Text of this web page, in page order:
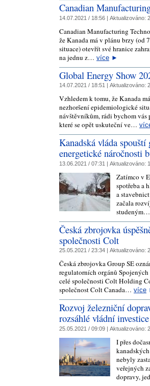
Canadian
14.07.2021 / 18:56 | Aktualizováno:
Canadian Manufacturing
že Kanada má v plánu brzy (od
situace) otevřít své hranice
na jednu z… více ►
Global Energy Show
14.07.2021 / 18:51 | Aktualizováno:
Vzhledem k tomu, že Kanada
nezhoršení epidemiologické
návštěvníkům, rádi bychom
které se opět uskuteční ve…
Kanadská vláda
energetické náročnosti
13.06.2021 / 07:31 | Aktualizováno:
Zatímco v
spotřeba a
a
začala
Česká zbrojovka
společnosti Colt
25.05.2021 / 23:34 | Aktualizováno:
Česká zbrojovka Group SE
regulatorních orgánů
celé společnosti Colt Holding
společnost Colt Canada… více
Rozvoj železniční
rozsáhlé vládní investice
25.05.2021 / 09:09 | Aktualizováno:
I přes
nebyly
veřejných
dopravy,